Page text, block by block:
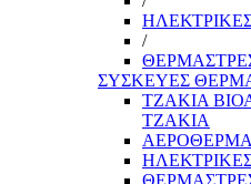
/
ΣΥΣΚΕΥΕΣ
ΤΖΑΚΙΑ
ΤΖΑΚΙΑ
ΑΕΡΟΘΕΡΜΑ